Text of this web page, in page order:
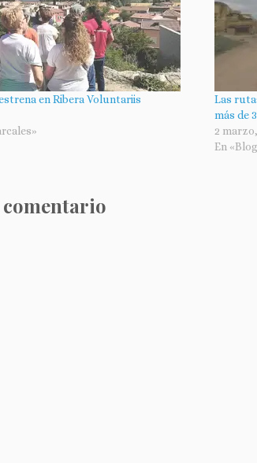
en Ribera Voluntariis
Las
más de
2
En